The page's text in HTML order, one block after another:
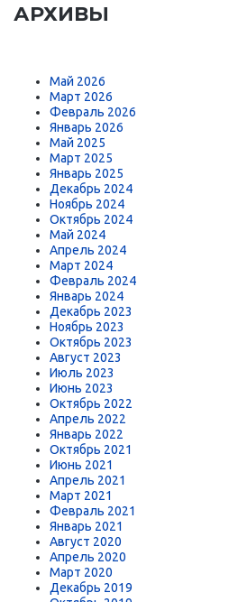
АРХИВЫ
Май 2026
Март 2026
Февраль 2026
Январь 2026
Май 2025
Март 2025
Январь 2025
Декабрь 2024
Ноябрь 2024
Октябрь 2024
Май 2024
Апрель 2024
Март 2024
Февраль 2024
Январь 2024
Декабрь 2023
Ноябрь 2023
Октябрь 2023
Август 2023
Июль 2023
Июнь 2023
Октябрь 2022
Апрель 2022
Январь 2022
Октябрь 2021
Июнь 2021
Апрель 2021
Март 2021
Февраль 2021
Январь 2021
Август 2020
Апрель 2020
Март 2020
Декабрь 2019